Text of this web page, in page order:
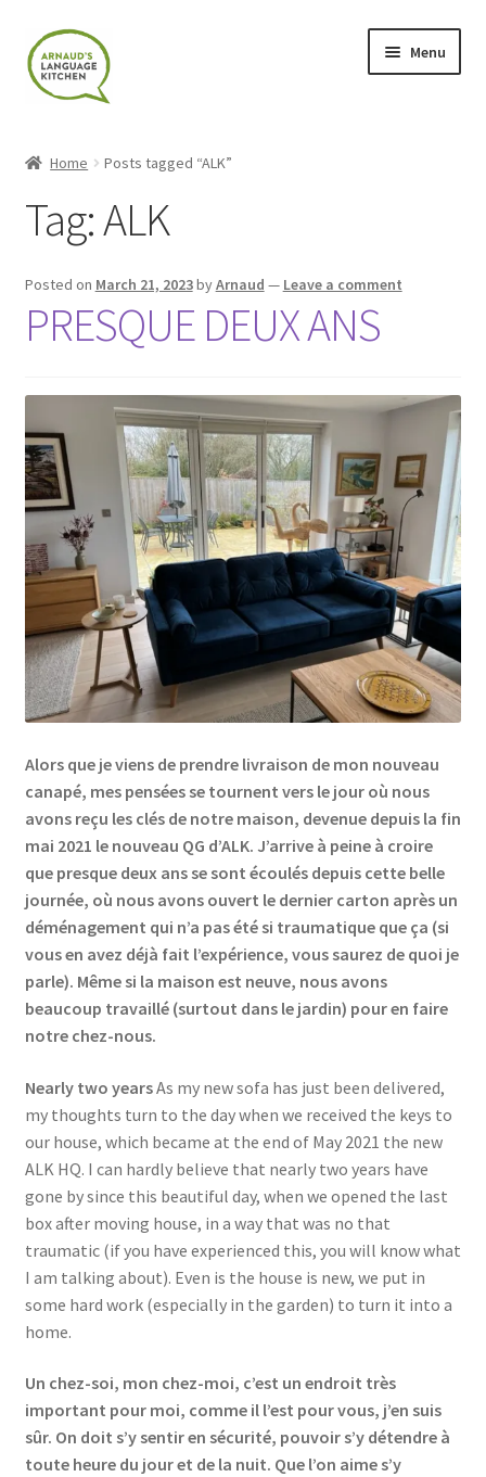
Skip
to
navigation
Skip
to
content
Menu
Contact Me
Links
My Account
Privacy Policy
Privacy Tools
Private Tuition
Shop
Terms and Conditions
Categories
Events
My Bookings
Private
Home Posts tagged “ALK”
Tag:ALK
Posted on March 21, 2023byArnaud — Leave a comment
PRESQUE DEUX ANS
Alors que je viens de prendre livraison de mon nouveau
canapé, mes pensées se tournent vers le jour où nous
avons reçu les clés de notre maison, devenue depuis la fin
mai 2021 le nouveau QG d’ALK. J’arrive à peine à croire
que presque deux ans se sont écoulés depuis cette belle
journée, où nous avons ouvert le dernier carton après un
déménagement qui n’a pas été si traumatique que ça (si
vous en avez déjà fait l’expérience, vous saurez de quoi je
parle). Même si la maison est neuve, nous avons
beaucoup travaillé (surtout dans le jardin) pour en faire
notre chez-nous.
Nearly two yearsAs my new sofa has just been delivered,
my thoughts turn to the day when we received the keys to
our house, which became at the end of May 2021 the new
ALK HQ. I can hardly believe that nearly two years have
gone by since this beautiful day, when we opened the last
box after moving house, in a way that was no that
traumatic (if you have experienced this, you will know what
I am talking about). Even is the house is new, we put in
some hard work (especially in the garden) to turn it into a
home.
Un chez-soi, mon chez-moi, c’est un endroit très
important pour moi, comme il l’est pour vous, j’en suis
sûr. On doit s’y sentir en sécurité, pouvoir s’y détendre à
toute heure du jour et de la nuit. Que l’on aime s’y